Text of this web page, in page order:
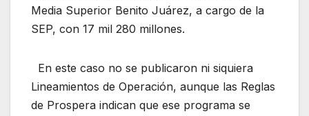
Media Superior Benito Juárez, a cargo de la
SEP, con 17 mil 280 millones.
En este caso no se publicaron ni siquiera
Lineamientos de Operación, aunque las Reglas
de Prospera indican que ese programa se